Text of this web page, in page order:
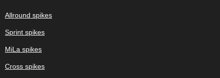
Allround spikes
Sprint spikes
MiLa spikes
Cross spikes